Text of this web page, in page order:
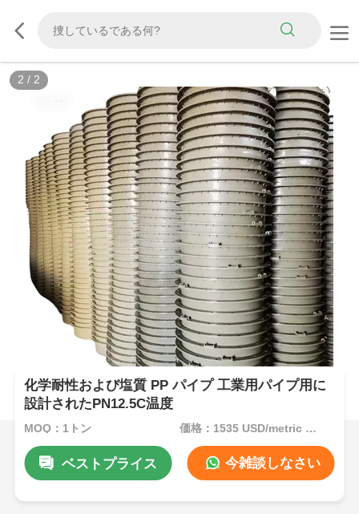
2 / 2
化学耐性および塩質 PP パイプ 工業用パイプ用に
設計されたPN12.5C温度
MOQ：1トン 価格：1535 USD/metric ton (current price)
ベストプライス 今雑談しなさい